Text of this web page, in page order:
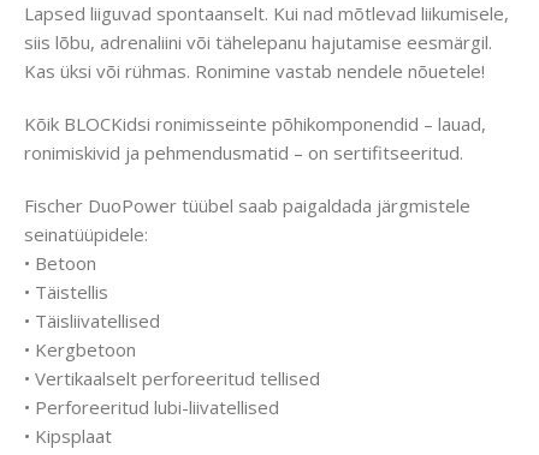
Lapsed liiguvad spontaanselt. Kui nad mõtlevad liikumisele,
siis lõbu, adrenaliini või tähelepanu hajutamise eesmärgil.
Kas üksi või rühmas. Ronimine vastab nendele nõuetele!
Kõik BLOCKidsi ronimisseinte põhikomponendid – lauad,
ronimiskivid ja pehmendusmatid – on sertifitseeritud.
Fischer DuoPower tüübel saab paigaldada järgmistele
seinatüüpidele:
• Betoon
• Täistellis
• Täisliivatellised
• Kergbetoon
• Vertikaalselt perforeeritud tellised
• Perforeeritud lubi-liivatellised
• Kipsplaat